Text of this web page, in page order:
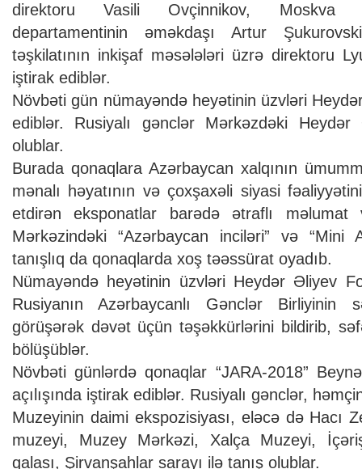
direktoru Vasili Ovçinnikov, Moskva
departamentinin əməkdaşı Artur
təşkilatının inkişaf məsələləri üzrə direktoru
iştirak ediblər.
Növbəti gün nümayəndə heyətinin üzvləri
ediblər. Rusiyalı gənclər Mərkəzdəki
olublar.
Burada qonaqlara Azərbaycan xalqının
mənalı həyatının və çoxşaxəli siyasi
etdirən eksponatlar barədə ətraflı
Mərkəzindəki “Azərbaycan inciləri” və “Mini
tanışlıq da qonaqlarda xoş təəssürat oyadıb.
Nümayəndə heyətinin üzvləri Heydər Əliyev
Rusiyanın Azərbaycanlı Gənclər
görüşərək dəvət üçün təşəkkürlərini bildirib,
bölüşüblər.
Növbəti günlərdə qonaqlar “JARA-2018”
açılışında iştirak ediblər. Rusiyalı gənclər,
Muzeyinin daimi ekspozisiyası, eləcə də Hacı
muzeyi, Muzey Mərkəzi, Xalça Muzeyi,
qalası, Şirvanşahlar sarayı ilə tanış olublar.